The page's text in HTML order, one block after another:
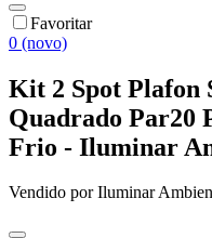
Favoritar
0 (novo)
Kit 2 Spot Plafon
Quadrado Par20
Frio - Iluminar
Vendido porIluminar